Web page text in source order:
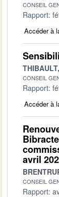
CONSEIL
Rapport:
Accéder à
CONSEIL
Rapport:
Accéder à
avril
CONSEIL
Rapport: